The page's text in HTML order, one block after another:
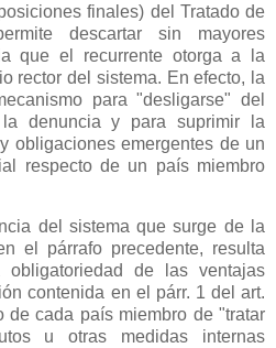
finales) del Tratado de
descartar sin mayores
que el recurrente otorga a la
rector del sistema. En efecto, la
para "desligarse" del
la denuncia y para suprimir la
obligaciones emergentes de un
respecto de un país miembro
del sistema que surge de la
el párrafo precedente, resulta
obligatoriedad de las ventajas
contenida en el párr. 1 del art.
de cada país miembro de "tratar
u otras medidas internas